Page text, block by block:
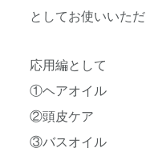
としてお使いいた
応用編として
①ヘアオイル
②頭皮ケア
③バスオイル